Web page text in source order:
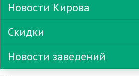
Новости Кирова
Скидки
Новости заведений